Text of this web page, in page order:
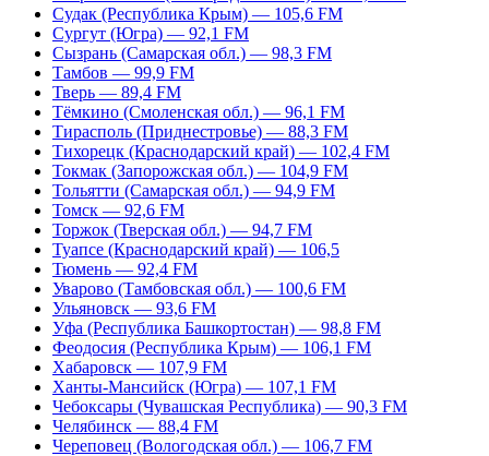
Судак (Республика Крым) — 105,6 FM
Сургут (Югра) — 92,1 FM
Сызрань (Самарская обл.) — 98,3 FM
Тамбов — 99,9 FM
Тверь — 89,4 FM
Тёмкино (Смоленская обл.) — 96,1 FM
Тирасполь (Приднестровье) — 88,3 FM
Тихорецк (Краснодарский край) — 102,4 FM
Токмак (Запорожская обл.) — 104,9 FM
Тольятти (Самарская обл.) — 94,9 FM
Томск — 92,6 FM
Торжок (Тверская обл.) — 94,7 FM
Туапсе (Краснодарский край) — 106,5
Тюмень — 92,4 FM
Уварово (Тамбовская обл.) — 100,6 FM
Ульяновск — 93,6 FM
Уфа (Республика Башкортостан) — 98,8 FM
Феодосия (Республика Крым) — 106,1 FM
Хабаровск — 107,9 FM
Ханты-Мансийск (Югра) — 107,1 FM
Чебоксары (Чувашская Республика) — 90,3 FM
Челябинск — 88,4 FM
Череповец (Вологодская обл.) — 106,7 FM